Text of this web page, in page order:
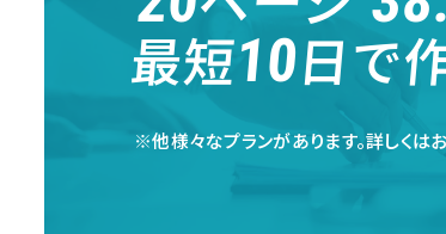
最短10日で
※他様々なプランがあります。詳しくは